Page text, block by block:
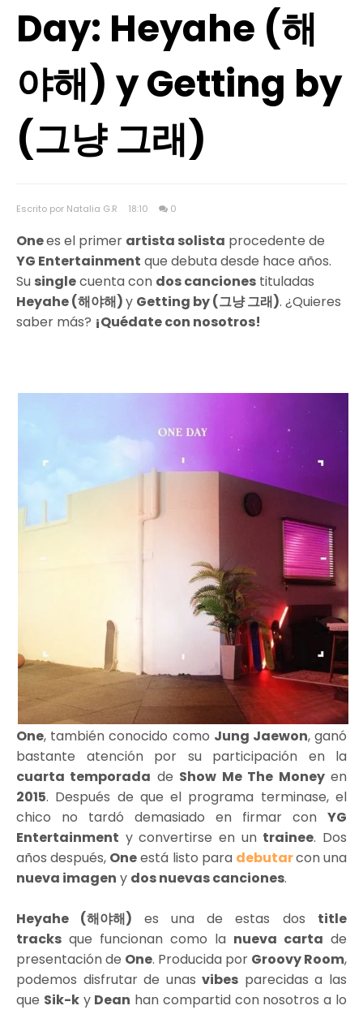
Day: Heyahe (해
야해) y Getting by
(그냥 그래)
Escrito por Natalia G.R 18:10 0
Onees el primer artista solista procedente de
YG Entertainment que debuta desde hace años.
Su singlecuenta con dos canciones tituladas
Heyahe(해야해)y Getting by(그냥 그래). ¿Quieres
saber más? ¡Quédate con nosotros!
One, también conocido como Jung Jaewon, ganó
bastante atención por su participación en la
cuarta temporada de Show Me The Moneyen
2015. Después de que el programa terminase, el
chico no tardó demasiado en firmar con YG
Entertainment y convertirse en un trainee. Dos
años después, Oneestá listo para debutarcon una
nueva imagen y dos nuevas canciones.
Heyahe (해야해) es una de estas dos title
tracks que funcionan como la nueva carta de
presentación de One. Producida por Groovy Room,
podemos disfrutar de unasvibes parecidas a las
que Sik-ky Dean han compartid con nosotros a lo